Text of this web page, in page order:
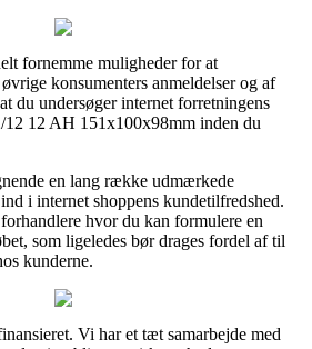
fornemme muligheder for at
konsumenters anmeldelser og af
du undersøger internet forretningens
12 12 AH 151x100x98mm inden du
en lang række udmærkede
i internet shoppens kundetilfredshed.
hvor du kan formulere en
som ligeledes bør drages fordel af til
kunderne.
Vi har et tæt samarbejde med